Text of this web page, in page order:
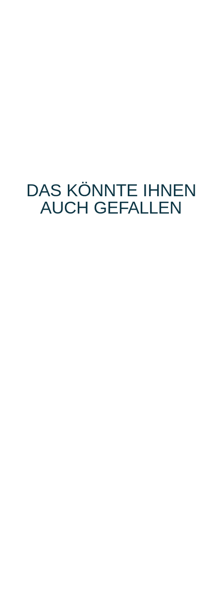
DAS KÖNNTE IHNEN
AUCH GEFALLEN